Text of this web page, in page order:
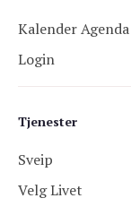
Tjenester
Sveip
Velg Livet
Kalender Agenda
Login